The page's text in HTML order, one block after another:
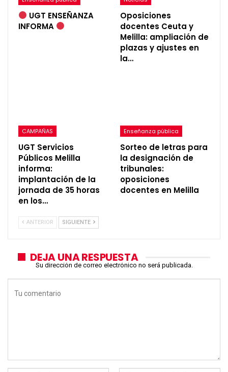
UGT ENSEÑANZA
INFORMA
Oposiciones
docentes Ceuta y
Melilla: ampliación de
plazas y ajustes en
la…
CAMPAÑAS
UGT Servicios
Públicos Melilla
informa:
implantación de la
jornada de 35 horas
en los…
Enseñanza pública
Sorteo de letras para
la designación de
tribunales:
oposiciones
docentes en Melilla
ANTERIOR SIGUIENTE
DEJA UNA RESPUESTA
Su dirección de correo electrónico no será publicada.